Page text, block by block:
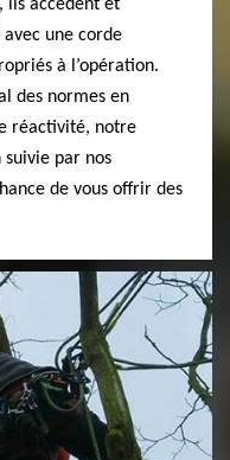
ils accèdent et
une corde
à l’opération.
des normes en
réactivité, notre
par nos
de vous offrir des